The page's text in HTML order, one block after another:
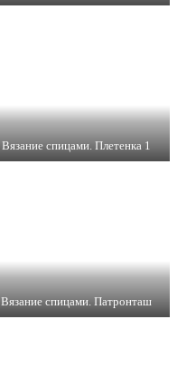
Вязание спицами. Плетенка 1
Вязание спицами. Патронташ